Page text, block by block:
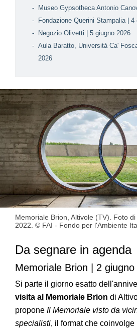
Museo Gypsotheca Antonio
Fondazione Querini Stampalia | 4
Negozio Olivetti | 5 giugno 2026
Aula Baratto, Università Ca'
2026
Memoriale Brion, Altivole (TV). Foto
2022. © FAI - Fondo per l'Ambiente
Da segnare in agenda
Memoriale Brion | 2 giugno
Si parte il giorno esatto
visita al Memoriale Brion di
propone Il Memoriale visto da
specialisti, il format che